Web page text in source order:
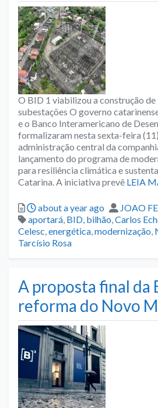
O BID 1 viabilizou a construção de
subestações O governo
e o Banco Interamericano de
formalizaram nesta sexta-feira
administração central da
lançamento do programa de
para resiliência climática e
Catarina. A iniciativa prevê LEIA
Posted
about a year ago Author
JOAO
Tags
aportará, BID, bilhão,Carlos
Celesc,energética,modernização,
Tarcísio Rosa
A proposta final da
reforma do Novo